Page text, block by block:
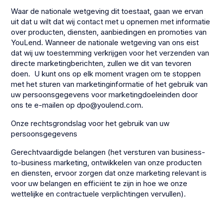
Waar de nationale wetgeving dit toestaat, gaan we ervan
uit dat u wilt dat wij contact met u opnemen met informatie
over producten, diensten, aanbiedingen en promoties van
YouLend. Wanneer de nationale wetgeving van ons eist
dat wij uw toestemming verkrijgen voor het verzenden van
directe marketingberichten, zullen we dit van tevoren
doen. U kunt ons op elk moment vragen om te stoppen
met het sturen van marketinginformatie of het gebruik van
uw persoonsgegevens voor marketingdoeleinden door
ons te e-mailen op dpo@youlend.com.
Onze rechtsgrondslag voor het gebruik van uw
persoonsgegevens
Gerechtvaardigde belangen (het versturen van business-
to-business marketing, ontwikkelen van onze producten
en diensten, ervoor zorgen dat onze marketing relevant is
voor uw belangen en efficiënt te zijn in hoe we onze
wettelijke en contractuele verplichtingen vervullen).